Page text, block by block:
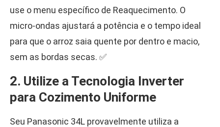
use o menu específico de Reaquecimento. O
micro-ondas ajustará a potência e o tempo ideal
para que o arroz saia quente por dentro e macio,
sem as bordas secas. ✅
2. Utilize a Tecnologia Inverter
para Cozimento Uniforme
Seu Panasonic 34L provavelmente utiliza a